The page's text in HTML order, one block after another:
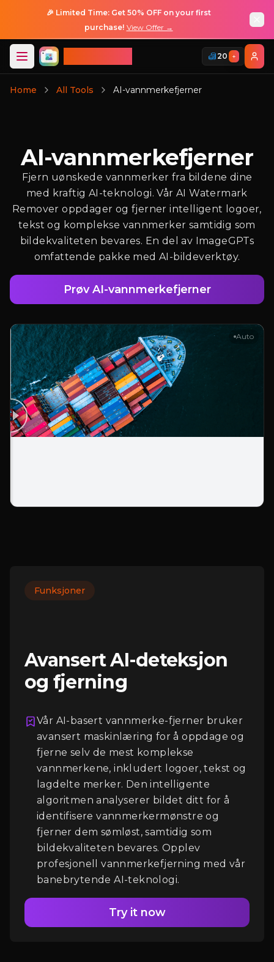
🎉 Limited Time: Get 50% OFF on your first
purchase! View Offer →
20 +
Home All Tools AI-vannmerkefjerner
AI-vannmerkefjerner
Fjern uønskede vannmerker fra bildene dine
med kraftig AI-teknologi. Vår AI Watermark
Remover oppdager og fjerner intelligent logoer,
tekst og komplekse vannmerker samtidig som
bildekvaliteten bevares. En del av ImageGPTs
omfattende pakke med AI-bildeverktøy.
Prøv AI-vannmerkefjerner
Auto
Funksjoner
Avansert AI-deteksjon
og fjerning
Vår AI-basert vannmerke-fjerner bruker
avansert maskinlæring for å oppdage og
fjerne selv de mest komplekse
vannmerkene, inkludert logoer, tekst og
lagdelte merker. Den intelligente
algoritmen analyserer bildet ditt for å
identifisere vannmerkermønstre og
fjerner dem sømløst, samtidig som
bildekvaliteten bevares. Opplev
profesjonell vannmerkefjerning med vår
banebrytende AI-teknologi.
Try it now
Logg Inn